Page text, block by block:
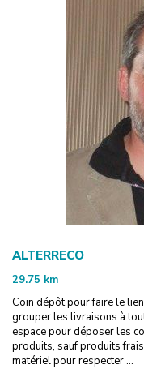
ALTERRECO
29.75 km
Coin dépôt pour faire le
grouper les livraisons à
espace pour déposer les
produits, sauf produits
matériel pour respecter ...